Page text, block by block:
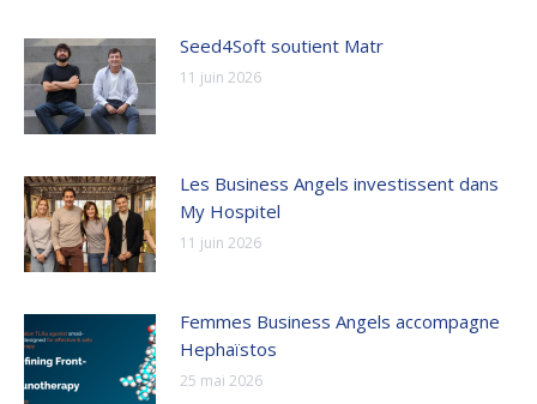
Seed4Soft soutient Matr
11 juin 2026
Les Business Angels investissent dans
My Hospitel
11 juin 2026
Femmes Business Angels accompagne
Hephaïstos
25 mai 2026